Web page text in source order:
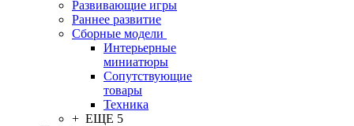
Развивающие игры
Раннее развитие
Сборные модели
Интерьерные
миниатюры
Сопутствующие
товары
Техника
+ ЕЩЕ 5